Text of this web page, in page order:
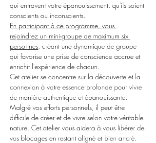
qui entravent votre épanouissement, qu'ils soient
conscients ou inconscients.
En participant à ce programme, vous
rejoindrez un mini-groupe de maximum six
personnes, créant une dynamique de groupe
qui favorise une prise de conscience accrue et
enrichit l'expérience de chacun.
Cet atelier se concentre sur la découverte et la
connexion à votre essence profonde pour vivre
de manière authentique et épanouissante.
Malgré vos efforts personnels, il peut être
difficile de créer et de vivre selon votre véritable
nature. Cet atelier vous aidera à vous libérer de
vos blocages en restant aligné et bien ancré.